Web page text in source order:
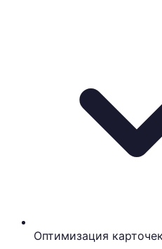
Оптимизация